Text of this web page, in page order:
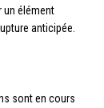
un élément
anticipée.
sont en cours